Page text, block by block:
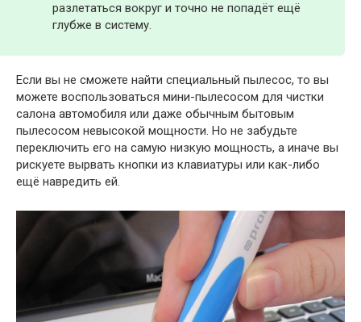
разлетаться вокруг и точно не попадёт ещё
глубже в систему.
Если вы не сможете найти специальный пылесос, то вы
можете воспользоваться мини-пылесосом для чистки
салона автомобиля или даже обычным бытовым
пылесосом невысокой мощности. Но не забудьте
переключить его на самую низкую мощность, а иначе вы
рискуете вырвать кнопки из клавиатуры или как-либо
ещё навредить ей.